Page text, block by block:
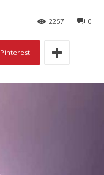
0
2257
Pinterest